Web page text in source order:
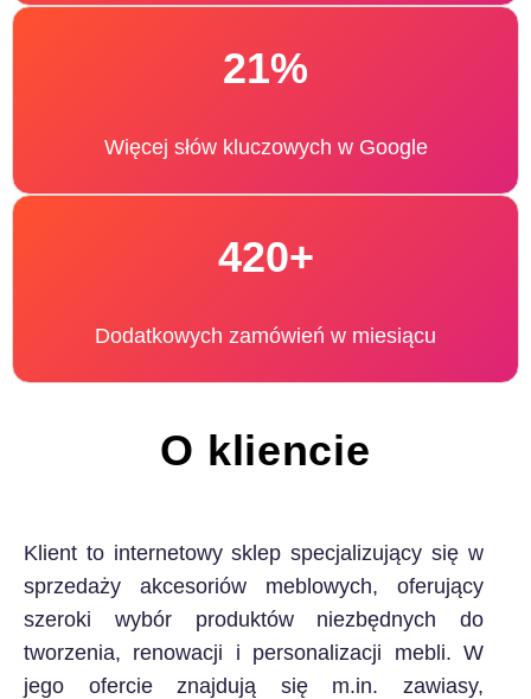
21%
Więcej słów kluczowych w Google
420+
Dodatkowych zamówień w miesiącu
O kliencie
Klient to internetowy sklep specjalizujący się w
sprzedaży akcesoriów meblowych, oferujący
szeroki wybór produktów niezbędnych do
tworzenia, renowacji i personalizacji mebli. W
jego ofercie znajdują się m.in. zawiasy,